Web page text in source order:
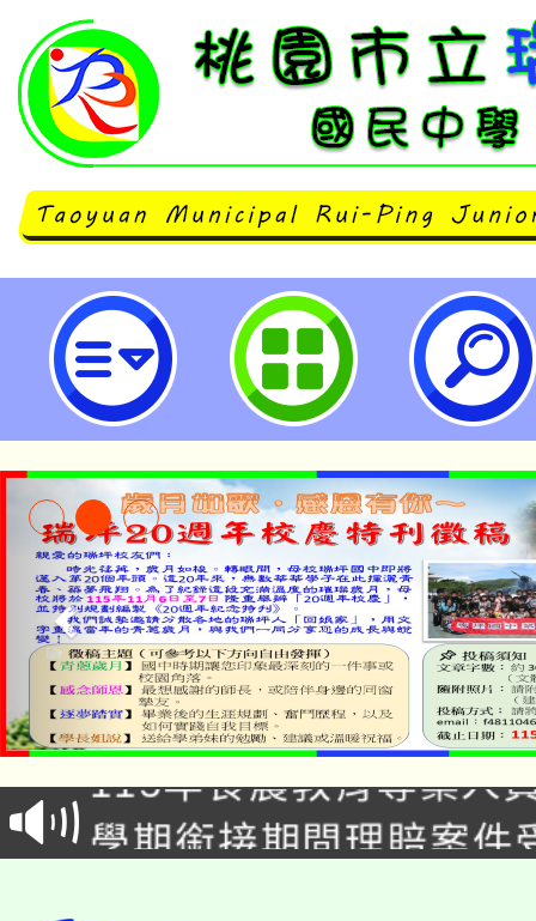
「113年度國民中小學海洋教育週
桃園市立瑞坪國民中學
淨零綠生活教案入校路
會
115年食農教育專業人
程
學期銜接期間理賠案件